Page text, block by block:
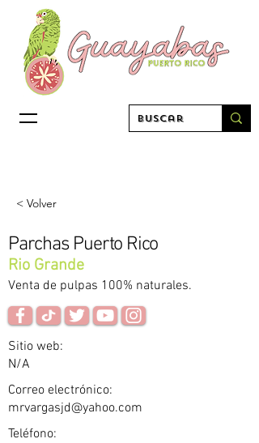
< Volver
Parchas Puerto Rico
Rio Grande
Venta de pulpas 100% naturales.
Sitio web:
N/A
Correo electrónico:
mrvargasjd@yahoo.com
Teléfono: